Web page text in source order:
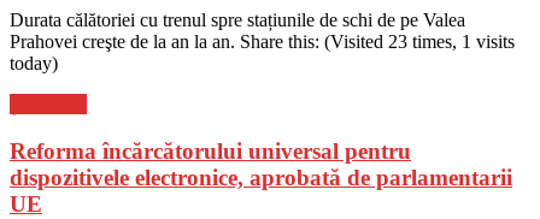
Durata călătoriei cu trenul spre stațiunile de schi de pe Valea
Prahovei creşte de la an la an. Share this: (Visited 23 times, 1 visits
today)
Reforma încărcătorului universal pentru
dispozitivele electronice, aprobată de parlamentarii
UE